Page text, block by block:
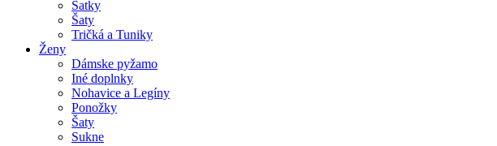
Šatky
Šaty
Tričká a Tuniky
Ženy
Dámske pyžamo
Iné doplnky
Nohavice a Legíny
Ponožky
Šaty
Sukne